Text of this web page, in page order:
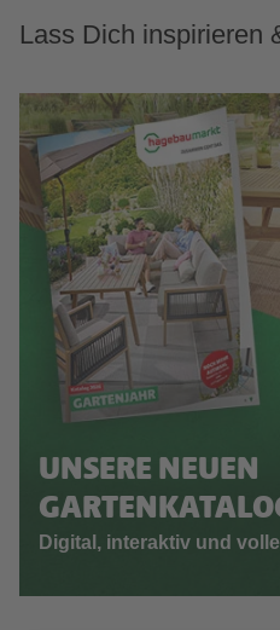
Lass Dich inspirieren
UNSERE NEUEN
Digital, interaktiv und